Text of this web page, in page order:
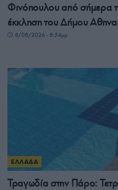
Φινόπουλου από σήμερα
έκκληση του Δήμου
8/08/2026 - 8:54μμ
ΕΛΛΑΔΑ
Τραγωδία στην Πάρο: